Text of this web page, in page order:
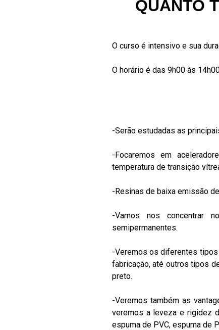
QUANTO
O curso é intensivo e sua
O horário é das 9h00 às
-Serão estudadas as
-Focaremos em
temperatura de transição
-Resinas de baixa emissão
-Vamos nos concentrar
semipermanentes.
-Veremos os diferentes
fabricação, até outros tipos
preto.
-Veremos também as
veremos a leveza e rigidez
espuma de PVC, espuma de